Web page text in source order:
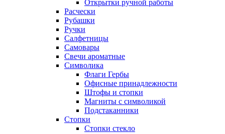
Открытки ручной работы
Расчески
Рубашки
Ручки
Салфетницы
Самовары
Свечи ароматные
Символика
Флаги Гербы
Офисные принадлежности
Штофы и стопки
Магниты с символикой
Подстаканники
Стопки
Стопки стекло